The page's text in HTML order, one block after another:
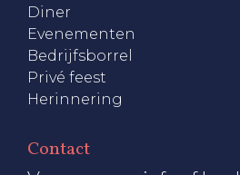
Diner
Evenementen
Bedrijfsborrel
Privé feest
Herinnering
Contact